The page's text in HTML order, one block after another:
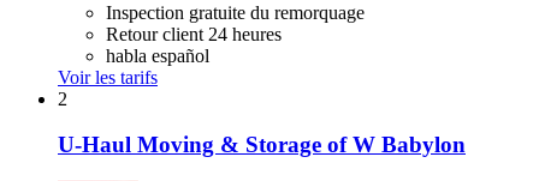
Inspection gratuite du remorquage
Retour client 24 heures
habla español
Voir les tarifs
2
U-Haul Moving & Storage of W Babylon